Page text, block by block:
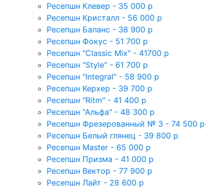
Ресепшн Клевер - 35 000 р
Ресепшн Кристалл - 56 000 р
Ресепшн Баланс - 38 900 р
Ресепшн Фокус - 51 700 р
Ресепшн "Classic Mix" - 41700 р
Ресепшн "Style" - 61 700 р
Ресепшн "Integral" - 58 900 р
Ресепшн Керхер - 39 700 р
Ресепшн "Ritm" - 41 400 р
Ресепшн "Альфа" - 48 300 р
Ресепшн Фрезерованный № 3 - 74 500 р
Ресепшн Белый глянец - 39 800 р
Ресепшн Master - 65 000 р
Ресепшн Призма - 41 000 р
Ресепшн Вектор - 77 900 р
Ресепшн Лайт - 28 600 р